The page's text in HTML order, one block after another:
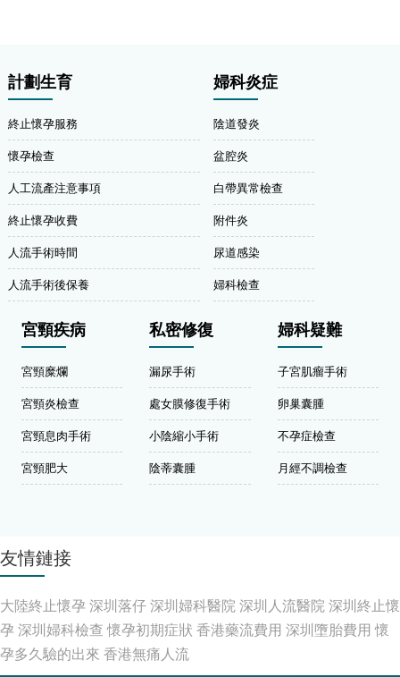
計劃生育
終止懷孕服務
懷孕檢查
人工流產注意事項
終止懷孕收費
人流手術時間
人流手術後保養
婦科炎症
陰道發炎
盆腔炎
白帶異常檢查
附件炎
尿道感染
婦科檢查
宮頸疾病
宮頸糜爛
宮頸炎檢查
宮頸息肉手術
宮頸肥大
私密修復
漏尿手術
處女膜修復手術
小陰縮小手術
陰蒂囊腫
婦科疑難
子宮肌瘤手術
卵巢囊腫
不孕症檢查
月經不調檢查
友情鏈接
大陸終止懷孕 深圳落仔深圳婦科醫院深圳人流醫院深圳終止懷
孕 深圳婦科檢查 懷孕初期症狀 香港藥流費用 深圳墮胎費用 懷
孕多久驗的出來 香港無痛人流